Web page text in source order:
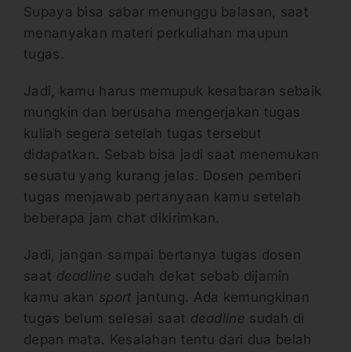
Supaya bisa sabar menunggu balasan, saat
menanyakan materi perkuliahan maupun
tugas.
Jadi, kamu harus memupuk kesabaran sebaik
mungkin dan berusaha mengerjakan tugas
kuliah segera setelah tugas tersebut
didapatkan. Sebab bisa jadi saat menemukan
sesuatu yang kurang jelas. Dosen pemberi
tugas menjawab pertanyaan kamu setelah
beberapa jam chat dikirimkan.
Jadi, jangan sampai bertanya tugas dosen
saat deadline sudah dekat sebab dijamin
kamu akan sport jantung. Ada kemungkinan
tugas belum selesai saat deadline sudah di
depan mata. Kesalahan tentu dari dua belah